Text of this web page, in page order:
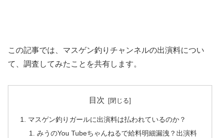
この記事では、マスゲン釣りチャンネルの出演料につい
て、調査してみたことを共有します。
目次
マスゲン釣りガールに出演料は払われているのか？
みうのYou Tubeちゃんねるで給料明細漏洩？出演料